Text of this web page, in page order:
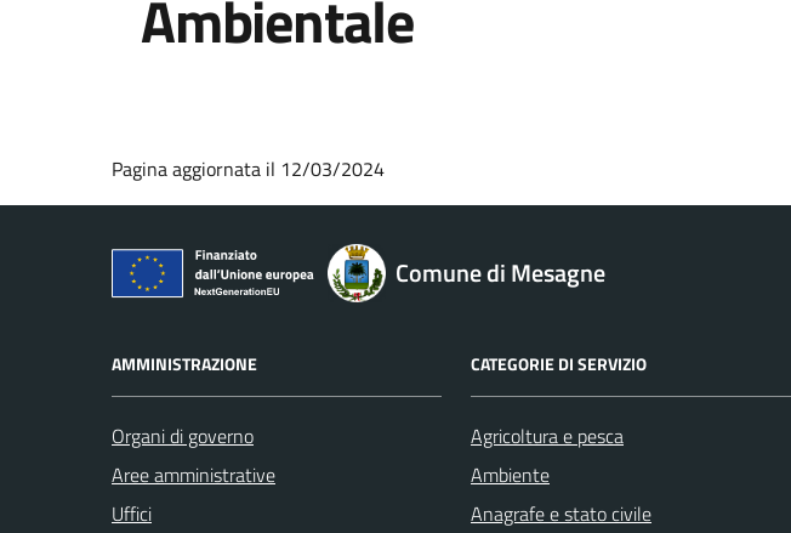
Ambientale
Pagina aggiornata il 12/03/2024
Comune di Mesagne
AMMINISTRAZIONE
Organi di governo
Aree amministrative
Uffici
CATEGORIE DI SERVIZIO
Agricoltura e pesca
Ambiente
Anagrafe e stato civile